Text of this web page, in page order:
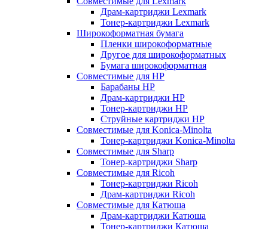
Драм-картриджи Lexmark
Тонер-картриджи Lexmark
Широкоформатная бумага
Пленки широкоформатные
Другое для широкоформатных
Бумага широкоформатная
Совместимые для HP
Барабаны HP
Драм-картриджи HP
Тонер-картриджи HP
Струйные картриджи HP
Совместимые для Konica-Minolta
Тонер-картриджи Konica-Minolta
Совместимые для Sharp
Тонер-картриджи Sharp
Совместимые для Ricoh
Тонер-картриджи Ricoh
Драм-картриджи Ricoh
Совместимые для Катюша
Драм-картриджи Катюша
Тонер-картриджи Катюша